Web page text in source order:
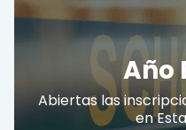
Año
Abiertas las
en